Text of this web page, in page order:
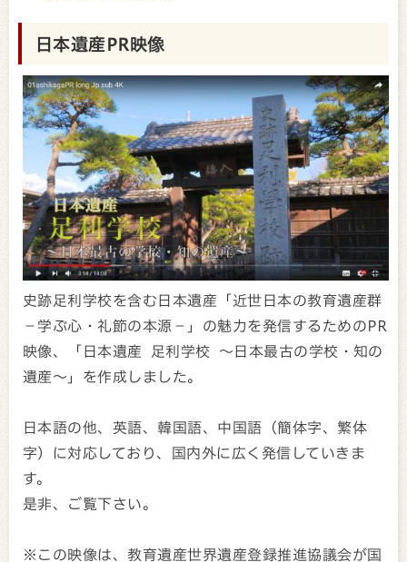
日本遺産PR映像
史跡足利学校を含む日本遺産「近世日本の教育遺産群
－学ぶ心・礼節の本源－」の魅力を発信するためのPR
映像、「日本遺産 足利学校 ～日本最古の学校・知の
遺産～」を作成しました。
日本語の他、英語、韓国語、中国語（簡体字、繁体
字）に対応しており、国内外に広く発信していきま
す。
是非、ご覧下さい。
※この映像は、教育遺産世界遺産登録推進協議会が国